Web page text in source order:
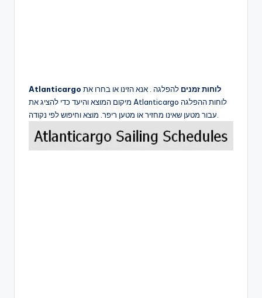
Atlanticargo לוחות זמנים להפלגה . אנא הזינו או בחרו את
מיקום המוצא והיעד כדי להציג את Atlanticargo לוחות ההפלגה
עבור מטען שאינו מחזיר או מטען ריפר. מוצא וחיפוש לפי נקודה.